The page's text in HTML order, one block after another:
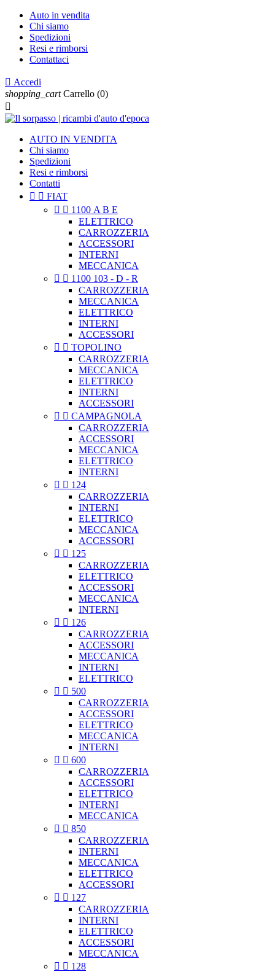
Auto in vendita
Chi siamo
Spedizioni
Resi e rimborsi
Contattaci
 Accedi
shopping_cart Carrello (0)

AUTO IN VENDITA
Chi siamo
Spedizioni
Resi e rimborsi
Contatti
  FIAT
  1100 A B E
ELETTRICO
CARROZZERIA
ACCESSORI
INTERNI
MECCANICA
  1100 103 - D - R
CARROZZERIA
MECCANICA
ELETTRICO
INTERNI
ACCESSORI
  TOPOLINO
CARROZZERIA
MECCANICA
ELETTRICO
INTERNI
ACCESSORI
  CAMPAGNOLA
CARROZZERIA
ACCESSORI
MECCANICA
ELETTRICO
INTERNI
  124
CARROZZERIA
INTERNI
ELETTRICO
MECCANICA
ACCESSORI
  125
CARROZZERIA
ELETTRICO
ACCESSORI
MECCANICA
INTERNI
  126
CARROZZERIA
ACCESSORI
MECCANICA
INTERNI
ELETTRICO
  500
CARROZZERIA
ACCESSORI
ELETTRICO
MECCANICA
INTERNI
  600
CARROZZERIA
ACCESSORI
ELETTRICO
INTERNI
MECCANICA
  850
CARROZZERIA
INTERNI
MECCANICA
ELETTRICO
ACCESSORI
  127
CARROZZERIA
INTERNI
ELETTRICO
ACCESSORI
MECCANICA
  128